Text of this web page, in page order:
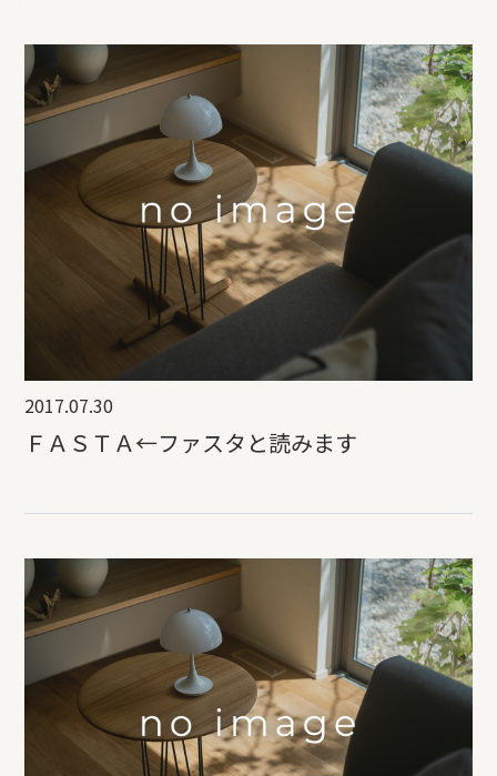
モデルハウス来場予約
新築住宅のお問い合わせ
リフォームのお問い合わせ
2017.07.30
ＦＡＳＴＡ←ファスタと読みます